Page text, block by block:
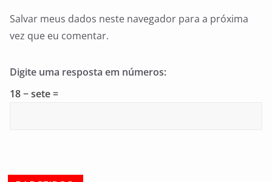
Salvar meus dados neste navegador para a próxima
vez que eu comentar.
Digite uma resposta em números:
18 − sete =